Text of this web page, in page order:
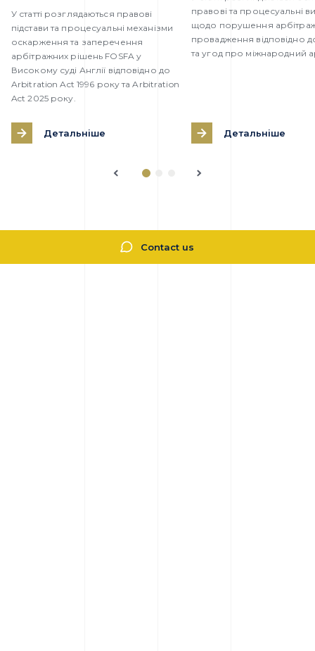
У статті розглядаються правові
підстави та процесуальні механізми
оскарження та заперечення
арбітражних рішень FOSFA у
Високому суді Англії відповідно до
Arbitration Act 1996 року та Arbitration
Act 2025 року.
Детальніше
правові та процесуальні
щодо порушення
провадження відповідно
та угод про міжнародний
Детальніше
Contact us